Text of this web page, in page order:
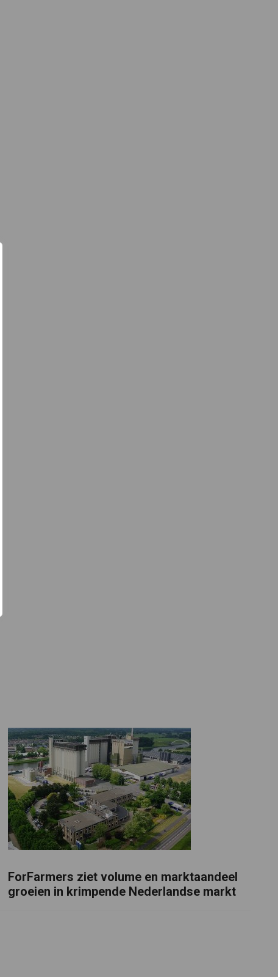
ForFarmers ziet volume en marktaandeel
groeien in krimpende Nederlandse markt